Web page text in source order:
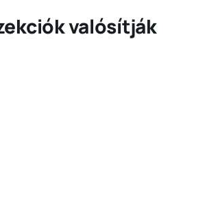
valósítják